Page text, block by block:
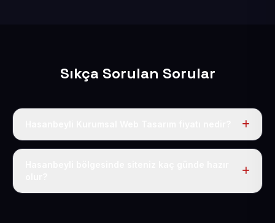
Sıkça Sorulan Sorular
Tek fiyat uygulanır: yıllık 50 USD + KDV. Bu bedele alan